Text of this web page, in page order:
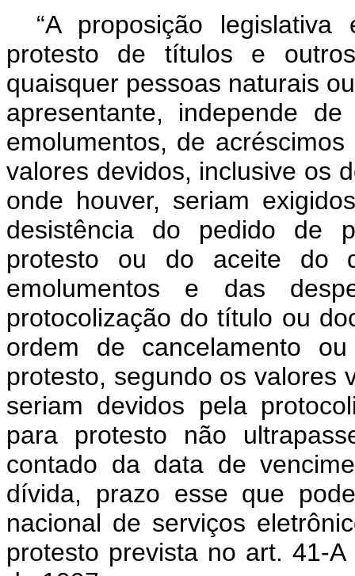
“A proposição
protesto de títulos e
quaisquer pessoas naturais
apresentante, independe
emolumentos, de
valores devidos, inclusive os
onde houver, seriam
desistência do pedido de
protesto ou do aceite do
emolumentos e das
protocolização do título ou
ordem de cancelamento
protesto, segundo os valores
seriam devidos pela
para protesto não
contado da data de
dívida, prazo esse que
nacional de serviços
protesto prevista no art. 41-